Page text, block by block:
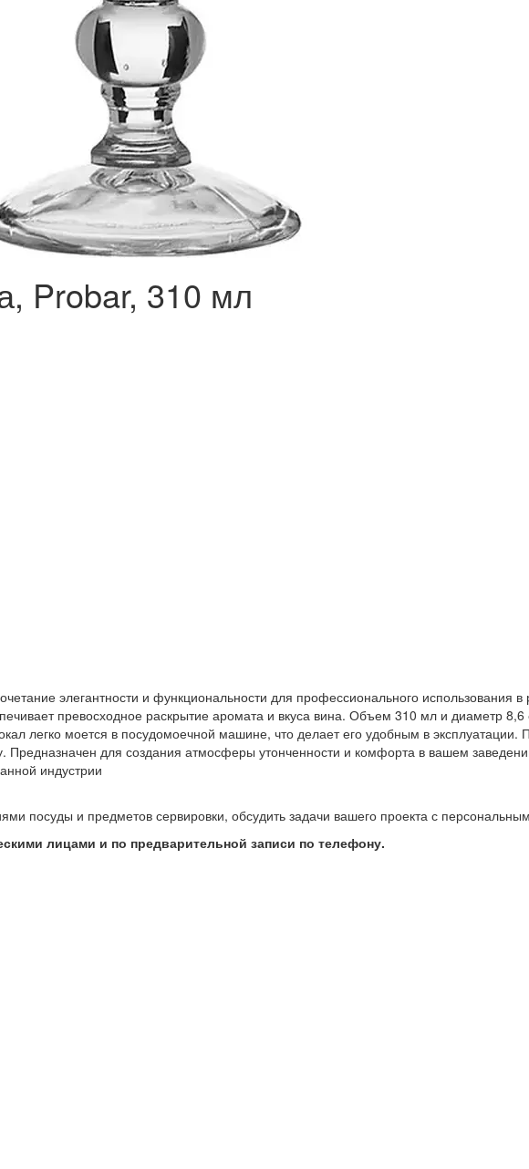
Probar, 310 мл
элегантности и функциональности для профессионального использования
превосходное раскрытие аромата и вкуса вина. Объем 310 мл и диаметр
легко моется в посудомоечной машине, что делает его удобным в эксплуатации.
Предназначен для создания атмосферы утонченности и комфорта в вашем
индустрии
посуды и предметов сервировки, обсудить задачи вашего проекта с
лицами и по предварительной записи по телефону.